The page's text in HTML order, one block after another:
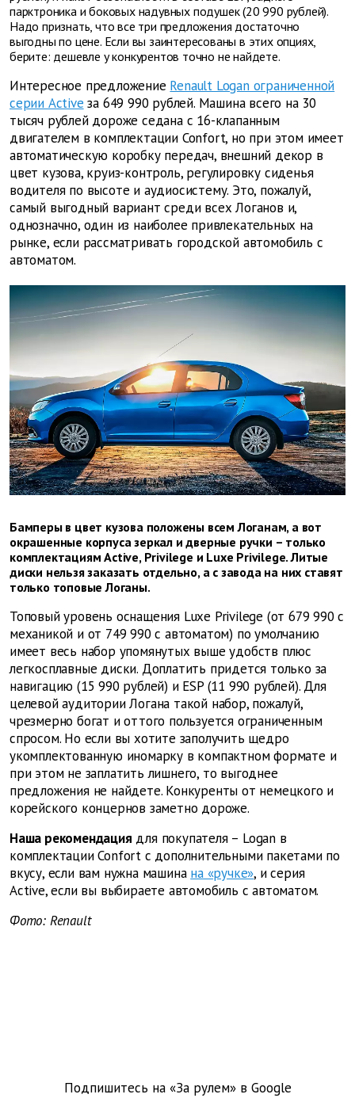
парктроника и боковых надувных подушек (20 990 рублей).
Надо признать, что все три предложения достаточно
выгодны по цене. Если вы заинтересованы в этих опциях,
берите: дешевле у конкурентов точно не найдете.
Интересное предложение Renault Logan ограниченной
серии Active за 649 990 рублей. Машина всего на 30
тысяч рублей дороже седана с 16-клапанным
двигателем в комплектации Confort, но при этом имеет
автоматическую коробку передач, внешний декор в
цвет кузова, круиз-контроль, регулировку сиденья
водителя по высоте и аудиосистему. Это, пожалуй,
самый выгодный вариант среди всех Логанов и,
однозначно, один из наиболее привлекательных на
рынке, если рассматривать городской автомобиль с
автоматом.
Бамперы в цвет кузова положены всем Логанам, а вот
окрашенные корпуса зеркал и дверные ручки – только
комплектациям Active, Privilege и Luxe Privilege. Литые
диски нельзя заказать отдельно, а с завода на них ставят
только топовые Логаны.
Топовый уровень оснащения Luxe Privilege (от 679 990 с
механикой и от 749 990 с автоматом) по умолчанию
имеет весь набор упомянутых выше удобств плюс
легкосплавные диски. Доплатить придется только за
навигацию (15 990 рублей) и ESP (11 990 рублей). Для
целевой аудитории Логана такой набор, пожалуй,
чрезмерно богат и оттого пользуется ограниченным
спросом. Но если вы хотите заполучить щедро
укомплектованную иномарку в компактном формате и
при этом не заплатить лишнего, то выгоднее
предложения не найдете. Конкуренты от немецкого и
корейского концернов заметно дороже.
Наша рекомендация для покупателя – Logan в
комплектации Confort с дополнительными пакетами по
вкусу, если вам нужна машина на «ручке», и серия
Active, если вы выбираете автомобиль с автоматом.
Фото: Renault
Подпишитесь на «За рулем» в Google